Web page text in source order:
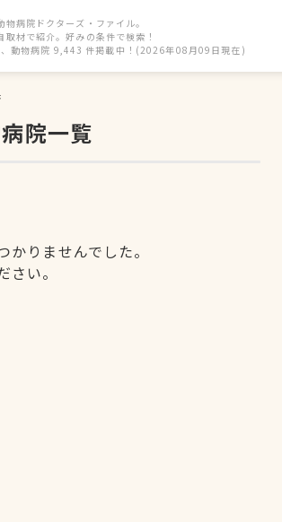
病院ドクターズ・ファイル。
材で紹介。好みの条件で検索！
動物病院 9,443 件掲載中！(2026年08月09日現在)
院一覧
りませんでした。
い。